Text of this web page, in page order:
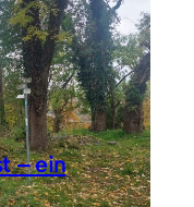
– ein